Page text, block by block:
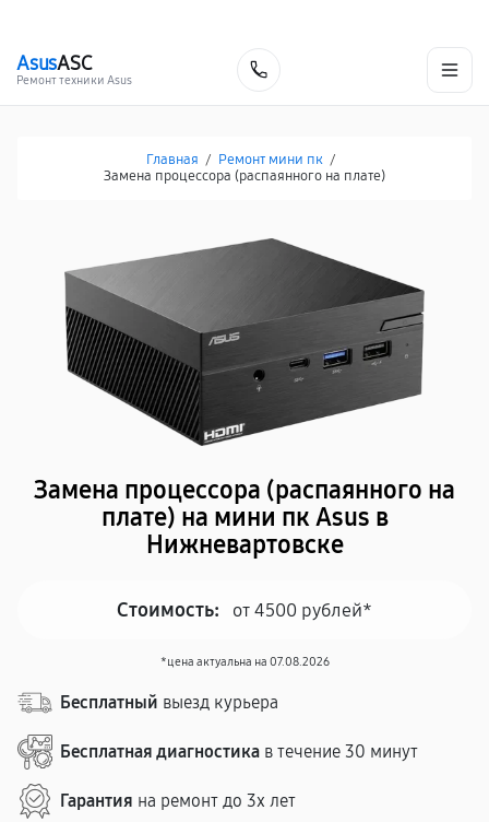
AsusASC
Ремонт техники Asus
Главная / Ремонт мини пк /
Замена процессора (распаянного на плате)
Замена процессора (распаянного на
плате) на мини пк Asus в
Нижневартовске
Стоимость: от 4500 рублей*
*цена актуальна на 07.08.2026
Бесплатный выезд курьера
Бесплатная диагностика в течение 30 минут
Гарантия на ремонт до 3х лет